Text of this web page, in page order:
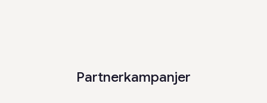
Partnerkampanjer